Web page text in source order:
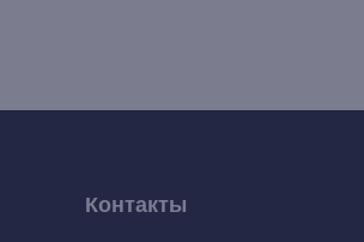
Контакты